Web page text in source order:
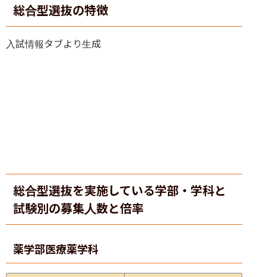
総合型選抜の特徴
入試情報タブより生成
総合型選抜を実施している学部・学科と
試験別の募集人数と倍率
薬学部医療薬学科